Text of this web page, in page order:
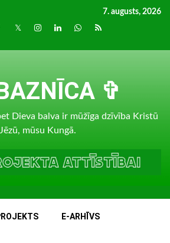
7. augusts, 2026
TwitterInstagram
LinkedInwhatsapp
RSS
✞
Dieva balva ir mūžīga dzīvība Kristū
Jēzū, mūsu Kungā.
E-ARHĪVS